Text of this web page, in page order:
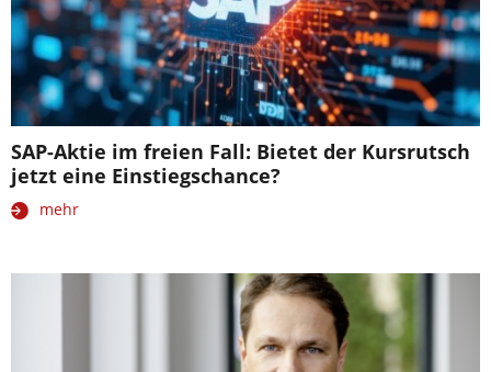
SAP-Aktie im freien Fall: Bietet der Kursrutsch
jetzt eine Einstiegschance?
mehr